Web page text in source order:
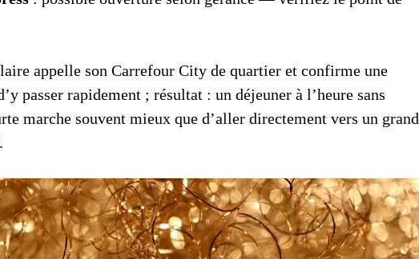
appelle son Carrefour City de quartier et confirme une
passer rapidement ; résultat : un déjeuner à l’heure sans
marche souvent mieux que d’aller directement vers un grand